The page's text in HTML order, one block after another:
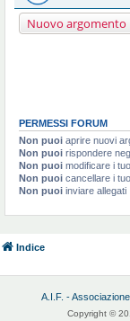
Nuovo argomento
PERMESSI FORUM
Non puoi aprire nuovi
Non puoi rispondere
Non puoi modificare i
Non puoi cancellare i
Non puoi inviare allegati
Indice
A.I.F. -
Copyright ©